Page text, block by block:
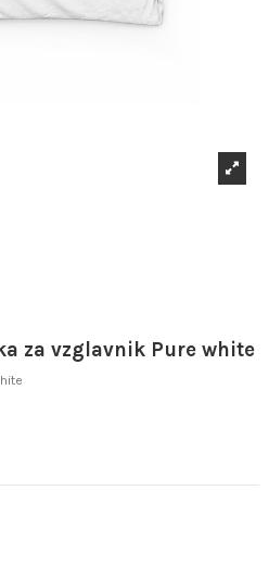
za vzglavnik Pure white